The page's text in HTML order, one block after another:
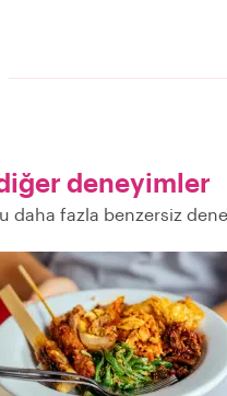
deneyimler
daha fazla benzersiz